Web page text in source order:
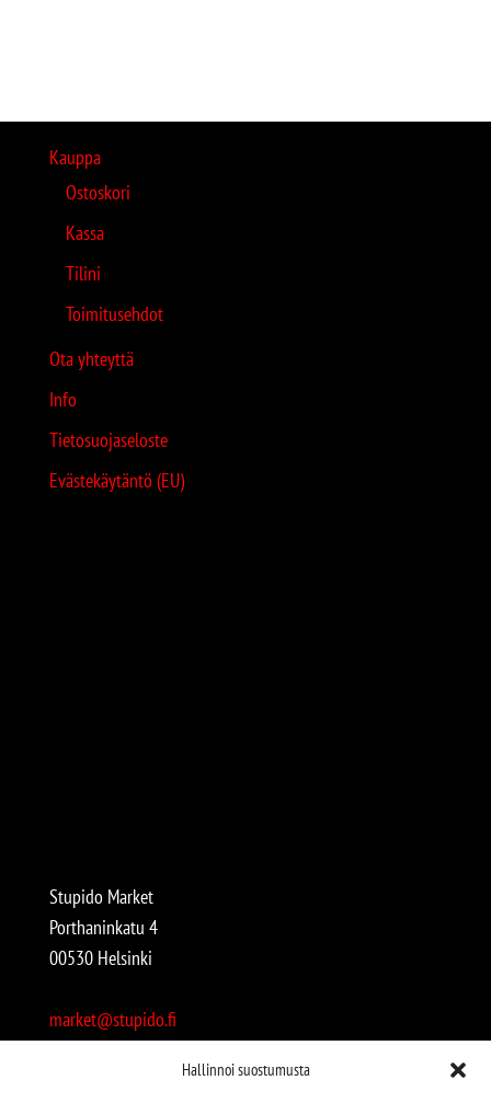
Hallinnoi suostumusta
Kauppa
Ostoskori
Kassa
Tilini
Toimitusehdot
Ota yhteyttä
Info
Tietosuojaseloste
Evästekäytäntö (EU)
Stupido Market
Porthaninkatu 4
00530 Helsinki
market@stupido.fi